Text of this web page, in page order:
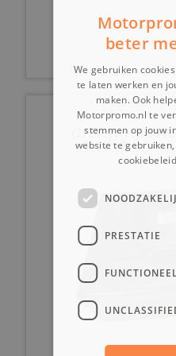
vanaf
(27E4c) Accu
beter
We gebruiken
te laten werken en
maken. Ook
Motorpromo.nl te
stemmen op jouw
website te
PRESTATIE